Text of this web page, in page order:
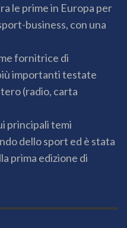
le prime in Europa per
business, con una
fornitrice di
importanti testate
(radio, carta
principali temi
dello sport ed è stata
prima edizione di